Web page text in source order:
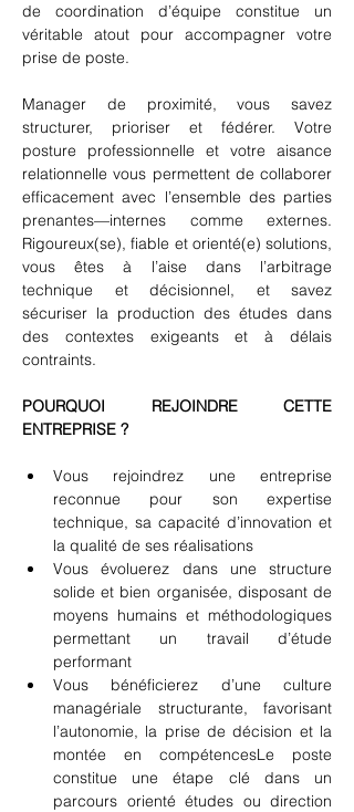
de coordination d’équipe constitue un
véritable atout pour accompagner votre
prise de poste.
Manager de proximité, vous savez
structurer, prioriser et fédérer. Votre
posture professionnelle et votre aisance
relationnelle vous permettent de collaborer
efficacement avec l’ensemble des parties
prenantes—internes comme externes.
Rigoureux(se), fiable et orienté(e) solutions,
vous êtes à l’aise dans l’arbitrage
technique et décisionnel, et savez
sécuriser la production des études dans
des contextes exigeants et à délais
contraints.
POURQUOI REJOINDRE CETTE
ENTREPRISE ?
Vous rejoindrez une entreprise
reconnue pour son expertise
technique, sa capacité d’innovation et
la qualité de ses réalisations
Vous évoluerez dans une structure
solide et bien organisée, disposant de
moyens humains et méthodologiques
permettant un travail d’étude
performant
Vous bénéficierez d’une culture
managériale structurante, favorisant
l’autonomie, la prise de décision et la
montée en compétencesLe poste
constitue une étape clé dans un
parcours orienté études ou direction